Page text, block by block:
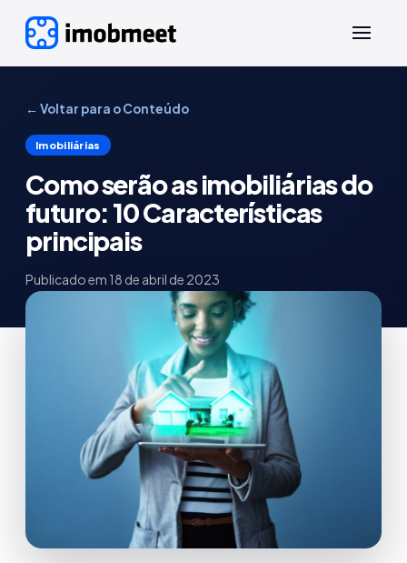
← Voltar para o Conteúdo
Imobiliárias
Como serão as imobiliárias do
futuro: 10 Características
principais
Publicado em 18 de abril de 2023